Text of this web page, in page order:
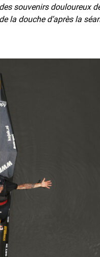
des souvenirs douloureux
de la douche d’après la